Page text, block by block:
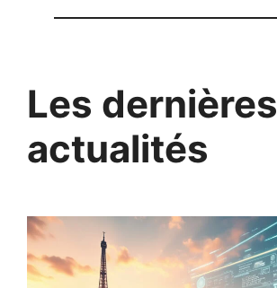
Les dernières
actualités